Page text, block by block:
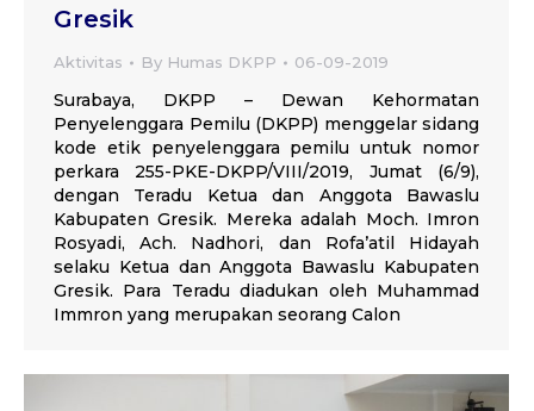
Gresik
Aktivitas By Humas DKPP 06-09-2019
Surabaya, DKPP – Dewan Kehormatan
Penyelenggara Pemilu (DKPP) menggelar sidang
kode etik penyelenggara pemilu untuk nomor
perkara 255-PKE-DKPP/VIII/2019, Jumat (6/9),
dengan Teradu Ketua dan Anggota Bawaslu
Kabupaten Gresik. Mereka adalah Moch. Imron
Rosyadi, Ach. Nadhori, dan Rofa’atil Hidayah
selaku Ketua dan Anggota Bawaslu Kabupaten
Gresik. Para Teradu diadukan oleh Muhammad
Immron yang merupakan seorang Calon